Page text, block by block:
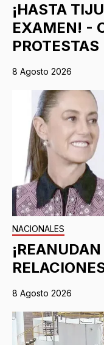
¡HASTA
EXAMEN! -
PROTESTAS
8 Agosto 2026
NACIONALES
8 Agosto 2026